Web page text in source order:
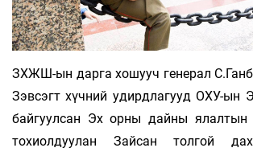
ЗХЖШ-ын дарга хошууч генерал
Зэвсэгт хүчний удирдлагууд ОХУ-ын
байгуулсан Эх орны дайны
тохиолдуулан Зайсан толгой